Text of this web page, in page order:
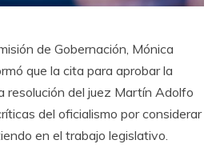
de Gobernación, Mónica
que la cita para aprobar la
resolución del juez Martín Adolfo
del oficialismo por considerar
en el trabajo legislativo.